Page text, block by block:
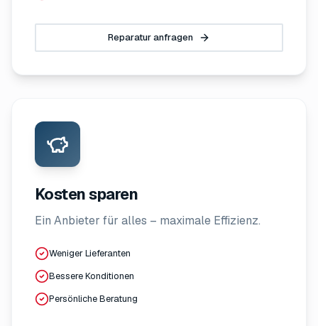
Reparatur anfragen
Kosten sparen
Ein Anbieter für alles – maximale Effizienz.
Weniger Lieferanten
Bessere Konditionen
Persönliche Beratung